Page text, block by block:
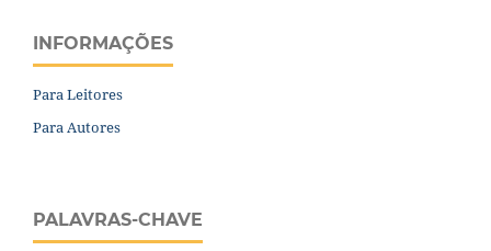
INFORMAÇÕES
Para Leitores
Para Autores
PALAVRAS-CHAVE